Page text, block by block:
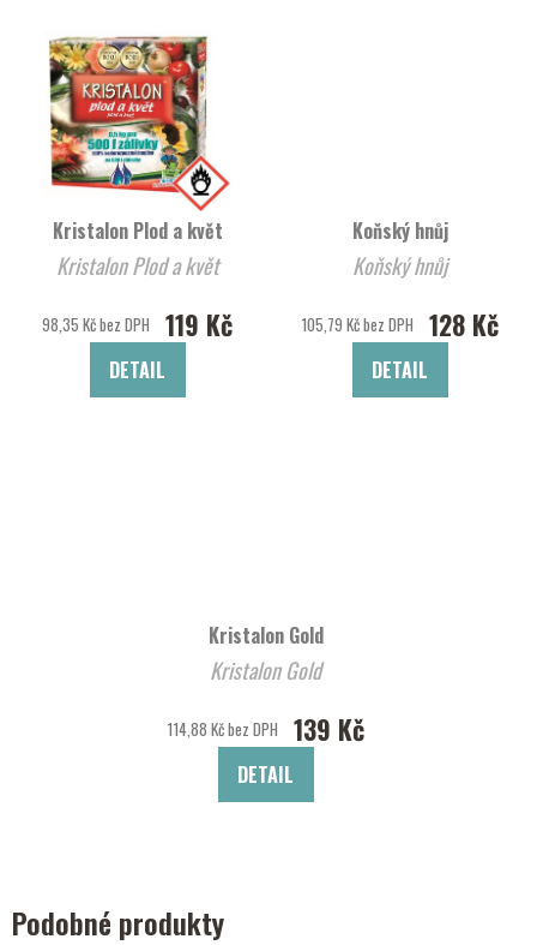
Kristalon Plod a květ
Kristalon Plod a květ
98,35 Kč bez DPH 119 Kč
DETAIL
Koňský hnůj
Koňský hnůj
105,79 Kč bez DPH 128 Kč
DETAIL
Kristalon Gold
Kristalon Gold
114,88 Kč bez DPH 139 Kč
DETAIL
Podobné produkty